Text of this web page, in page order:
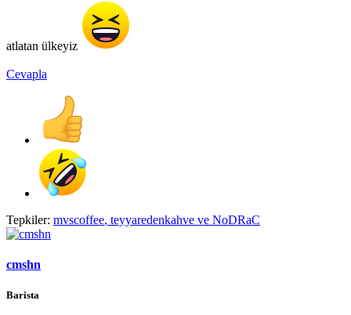
atlatan ülkeyiz
Cevapla
Tepkiler: mvscoffee, teyyaredenkahve ve NoDRaC
cmshn
Barista